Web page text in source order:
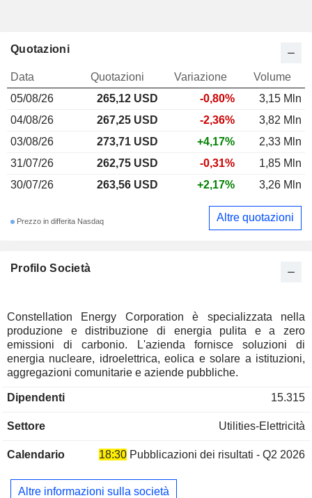
Profilo Società
Constellation Energy Corporation è specializzata nella
produzione e distribuzione di energia pulita e a zero
emissioni di carbonio. L'azienda fornisce soluzioni di
energia nucleare, idroelettrica, eolica e solare a istituzioni,
aggregazioni comunitarie e aziende pubbliche.
Dipendenti 15.315
Settore Utilities-Elettricità
Calendario 18:30 Pubblicazioni dei risultati - Q2 2026
Altre informazioni sulla società
Quotazioni
Data Quotazioni Variazione
Volume
05/08/26
265,12 USD -0,80%
3,15 Mln
04/08/26
267,25 USD -2,36%
3,82 Mln
03/08/26
273,71 USD +4,17%
2,33 Mln
31/07/26
262,75 USD -0,31%
1,85 Mln
30/07/26
263,56 USD +2,17% 3,26 Mln
Prezzo in differita Nasdaq Altre quotazioni